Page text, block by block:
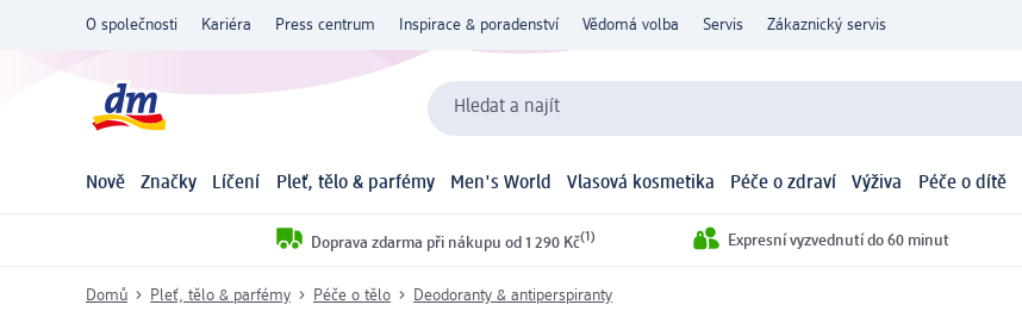
O společnosti Kariéra Press centrum Inspirace & poradenství Vědomá volba Servis Zákaznický servis
Hledat a najít
Nově Značky Líčení Pleť, tělo & parfémy Men's World Vlasová kosmetika Péče o zdraví Výživa Péče o dítě
Doprava zdarma při nákupu od 1 290 Kč(1) Expresní vyzvednutí do 60 minut
Domů Pleť, tělo & parfémy Péče o tělo Deodoranty & antiperspiranty